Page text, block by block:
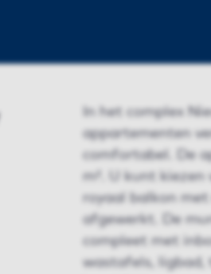
In het complex
appartementen
comfortabel. De
m². U kunt
royaal balkon
afgewerkt. De
compleet met
wastafels, ligbad,